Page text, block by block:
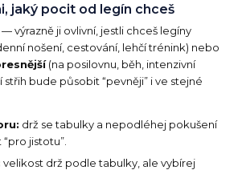
jaký pocit od legín chceš
výrazně ji ovlivní, jestli chceš legíny
nošení, cestování, lehčí trénink) nebo
(na posilovnu, běh, intenzivní
bude působit “pevněji” i ve stejné
drž se tabulky a nepodléhej pokušení
jistotu”.
velikost drž podle tabulky, ale vybírej